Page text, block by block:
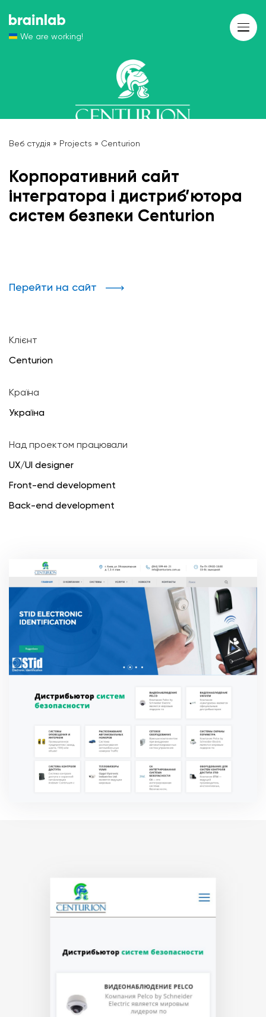
We are working!
Веб студія » Projects » Centurion
Корпоративний сайт
інтегратора і дистриб’ютора
систем безпеки Centurion
Перейти на сайт
Клієнт
Centurion
Країна
Україна
Над проектом працювали
UX/UI designer
Front-end development
Back-end development